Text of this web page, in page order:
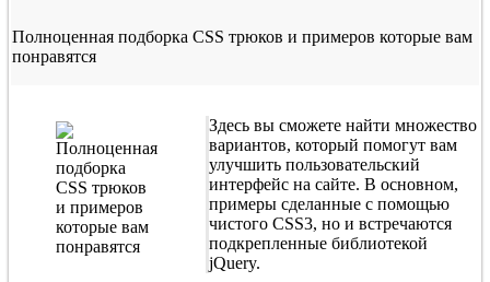
Полноценная подборка CSS трюков и примеров которые вам
понравятся
Здесь вы сможете найти множество
вариантов, который помогут вам
улучшить пользовательский
интерфейс на сайте. В основном,
примеры сделанные с помощью
чистого CSS3, но и встречаются
подкрепленные библиотекой
jQuery.